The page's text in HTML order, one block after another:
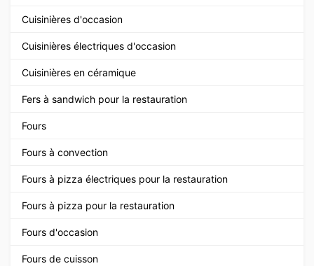
Cuisinières d'occasion
Cuisinières électriques d'occasion
Cuisinières en céramique
Fers à sandwich pour la restauration
Fours
Fours à convection
Fours à pizza électriques pour la restauration
Fours à pizza pour la restauration
Fours d'occasion
Fours de cuisson